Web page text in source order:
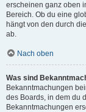
erscheinen ganz oben
Bereich. Ob du eine
hängt von den durch
ab.
Nach oben
Was sind
Bekanntmachungen
des Boards, in dem du
Bekanntmachungen